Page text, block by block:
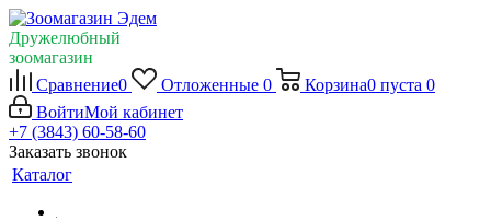
Дружелюбный
зоомагазин
Сравнение0 Отложенные 0 Корзина0 пуста 0
ВойтиМой кабинет
+7 (3843) 60-58-60
Заказать звонок
Каталог